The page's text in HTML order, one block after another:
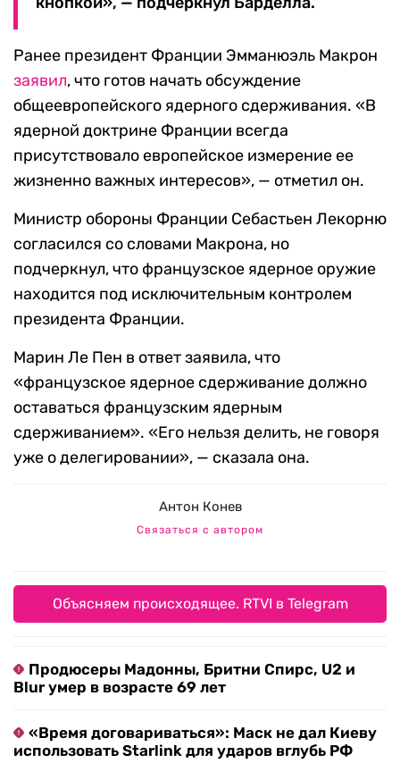
Ранее президент Франции Эмманюэль Макрон
заявил, что готов начать обсуждение
общеевропейского ядерного сдерживания. «В
ядерной доктрине Франции всегда
присутствовало европейское измерение ее
жизненно важных интересов», — отметил он.
Министр обороны Франции Себастьен Лекорню
согласился со словами Макрона, но
подчеркнул, что французское ядерное оружие
находится под исключительным контролем
президента Франции.
Марин Ле Пен в ответ заявила, что
«французское ядерное сдерживание должно
оставаться французским ядерным
сдерживанием». «Его нельзя делить, не говоря
уже о делегировании», — сказала она.
Антон Конев
Связаться с автором
Объясняем происходящее. RTVI в Telegram
Продюсеры Мадонны, Бритни Спирс, U2 и
Blur умер в возрасте 69 лет
«Время договариваться»: Маск не дал Киеву
использовать Starlink для ударов вглубь РФ